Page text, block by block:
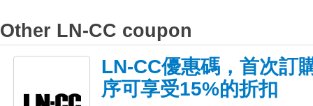
Other LN-CC coupon
LN-CC優惠碼，首次訂
序可享受15%的折扣